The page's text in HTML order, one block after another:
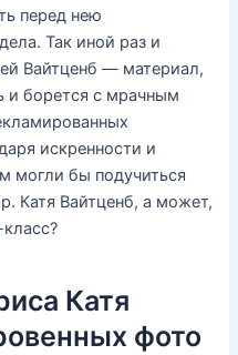
перед нею
Так иной раз и
Вайтценб — материал,
и борется с мрачным
искренности и
могли бы подучиться
Катя Вайтценб, а может,
Катя
фото